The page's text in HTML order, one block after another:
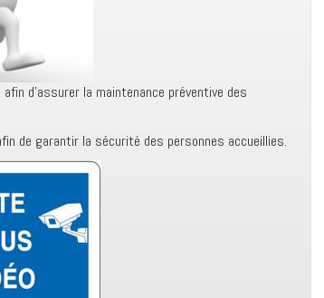
d’assurer la maintenance préventive des
de garantir la sécurité des personnes accueillies.